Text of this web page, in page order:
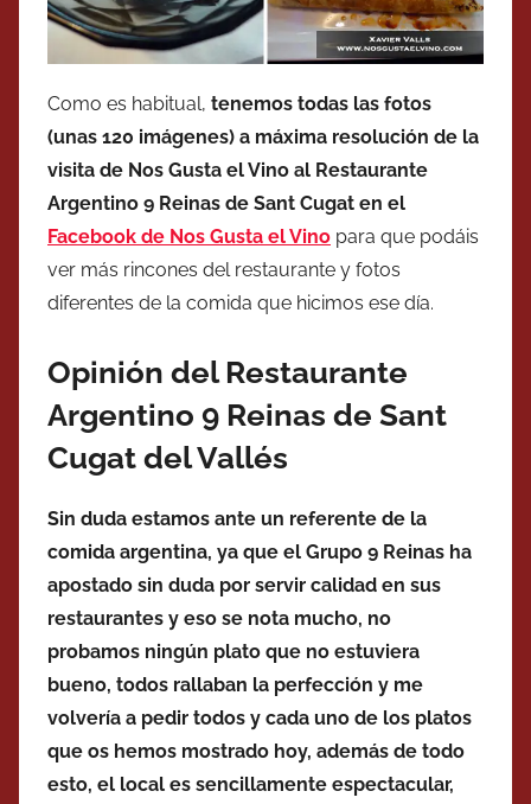
Como es habitual, tenemos todas las fotos
(unas 120 imágenes) a máxima resolución de la
visita de Nos Gusta el Vino al Restaurante
Argentino 9 Reinas de Sant Cugat en el
Facebook de Nos Gusta el Vino para que podáis
ver más rincones del restaurante y fotos
diferentes de la comida que hicimos ese día.
Opinión del Restaurante
Argentino 9 Reinas de Sant
Cugat del Vallés
Sin duda estamos ante un referente de la
comida argentina, ya que el Grupo 9 Reinas ha
apostado sin duda por servir calidad en sus
restaurantes y eso se nota mucho, no
probamos ningún plato que no estuviera
bueno, todos rallaban la perfección y me
volvería a pedir todos y cada uno de los platos
que os hemos mostrado hoy, además de todo
esto, el local es sencillamente espectacular,